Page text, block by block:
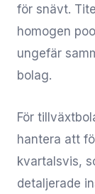
för snävt.
homogen
ungefär
bolag.
För
hantera att
kvartalsvis,
detaljerade